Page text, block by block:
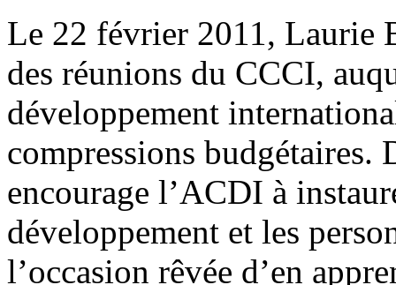
Le 22 février 2011, Laurie
des réunions du CCCI,
développement
compressions budgétaires.
encourage l’ACDI à
développement et les
l’occasion rêvée d’en